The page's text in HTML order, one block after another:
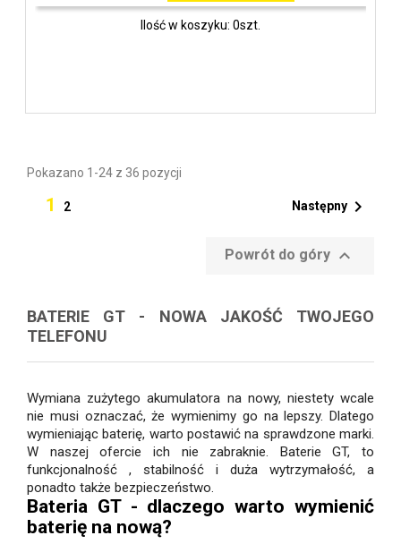
Ilość w koszyku: 0szt.
Pokazano 1-24 z 36 pozycji
1 2 Następny 
Powrót do góry 
BATERIE GT - NOWA JAKOŚĆ TWOJEGO
TELEFONU
Wymiana zużytego akumulatora na nowy, niestety wcale
nie musi oznaczać, że wymienimy go na lepszy. Dlatego
wymieniając baterię, warto postawić na sprawdzone marki.
W naszej ofercie ich nie zabraknie. Baterie GT, to
funkcjonalność , stabilność i duża wytrzymałość, a
ponadto także bezpieczeństwo.
Bateria GT - dlaczego warto wymienić
baterię na nową?